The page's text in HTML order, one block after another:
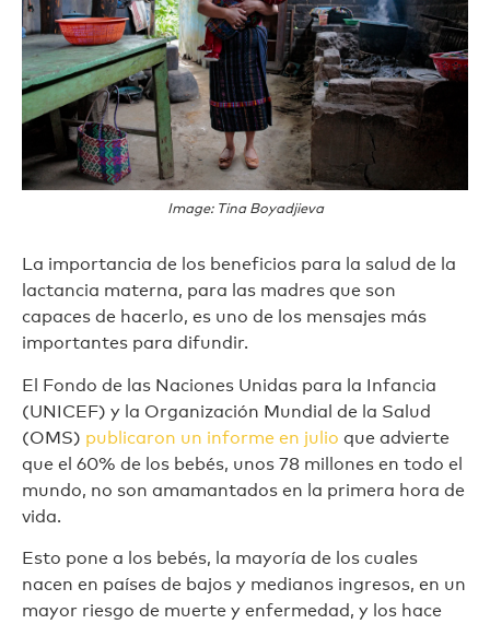
Image: Tina Boyadjieva
La importancia de los beneficios para la salud de la
lactancia materna, para las madres que son
capaces de hacerlo, es uno de los mensajes más
importantes para difundir.
El Fondo de las Naciones Unidas para la Infancia
(UNICEF) y la Organización Mundial de la Salud
(OMS) publicaron un informe en julio que advierte
que el 60% de los bebés, unos 78 millones en todo el
mundo, no son amamantados en la primera hora de
vida.
Esto pone a los bebés, la mayoría de los cuales
nacen en países de bajos y medianos ingresos, en un
mayor riesgo de muerte y enfermedad, y los hace